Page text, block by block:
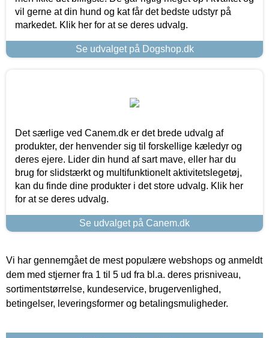
vil gerne at din hund og kat får det bedste udstyr på
markedet. Klik her for at se deres udvalg.
Se udvalget på Dogshop.dk
Det særlige ved Canem.dk er det brede udvalg af
produkter, der henvender sig til forskellige kæledyr og
deres ejere. Lider din hund af sart mave, eller har du
brug for slidstærkt og multifunktionelt aktivitetslegetøj,
kan du finde dine produkter i det store udvalg. Klik her
for at se deres udvalg.
Se udvalget på Canem.dk
Vi har gennemgået de mest populære webshops og anmeldt
dem med stjerner fra 1 til 5 ud fra bl.a. deres prisniveau,
sortimentstørrelse, kundeservice, brugervenlighed,
betingelser, leveringsformer og betalingsmuligheder.